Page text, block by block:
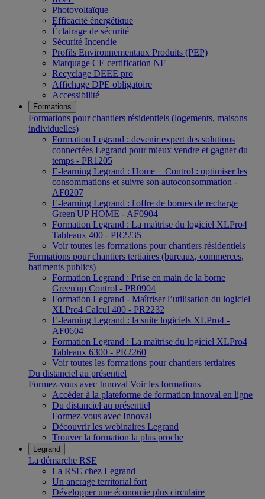
Photovoltaïque
Efficacité énergétique
Éclairage de sécurité
Sécurité Incendie
Profils Environnementaux Produits (PEP)
Marquage CE certification NF
Recyclage DEEE pro
Affichage DPE obligatoire
Accessibilité
Formations
Formations pour chantiers résidentiels (logements, maisons
individuelles)
Formation Legrand : devenir expert des solutions
connectées Legrand pour mieux vendre et gagner du
temps - PR1205
E-learning Legrand : Home + Control : optimiser les
consommations et suivre son autoconsommation -
AF0207
E-learning Legrand : l'offre de bornes de recharge
Green'UP HOME - AF0904
Formation Legrand : La maîtrise du logiciel XLPro4
Tableaux 400 - PR2235
Voir toutes les formations pour chantiers résidentiels
Formations pour chantiers tertiaires (bureaux, commerces,
batiments publics)
Formation Legrand : Prise en main de la borne
Green'up Control - PR0904
Formation Legrand - Maîtriser l’utilisation du logiciel
XLPro4 Calcul 400 - PR2232
E-learning Legrand : la suite logiciels XLPro4 -
AF0604
Formation Legrand : La maîtrise du logiciel XLPro4
Tableaux 6300 - PR2260
Voir toutes les formations pour chantiers tertiaires
Du distanciel au présentiel
Formez-vous avec Innoval Voir les formations
Accéder à la plateforme de formation innoval en ligne
Du distanciel au présentiel
Formez-vous avec Innoval
Découvrir les webinaires Legrand
Trouver la formation la plus proche
Legrand
La démarche RSE
La RSE chez Legrand
Un ancrage territorial fort
Développer une économie plus circulaire